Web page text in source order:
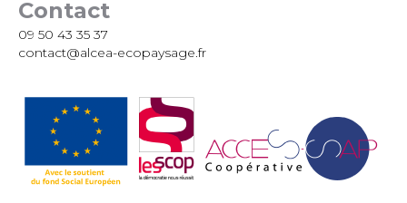
Contact
09 50 43 35 37
contact@alcea-ecopaysage.fr